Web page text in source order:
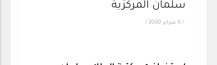
سلمان المركزية
/ 9 فبراير 2020 /